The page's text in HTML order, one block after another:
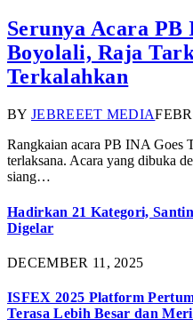
Serunya Acara PB
Boyolali, Raja
Terkalahkan
BY JEBREEET MEDIA
Rangkaian acara PB INA Goes
terlaksana. Acara yang dibuka
siang…
Hadirkan 21 Kategori,
Digelar
DECEMBER 11, 2025
ISFEX 2025 Platform
Terasa Lebih Besar dan